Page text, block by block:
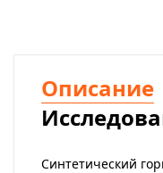
Описание
Синтетический